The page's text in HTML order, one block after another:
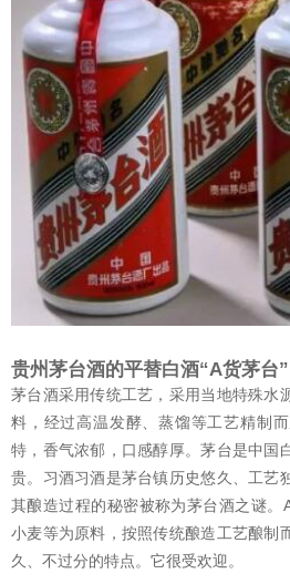
贵州茅台酒的平替白酒“A货茅台”
茅台酒采用传统工艺，采用当地特殊水
料，经过高温发酵、蒸馏等工艺精制
特，香气浓郁，口感醇厚。茅台是中国
贵。习酒习酒是茅台镇历史悠久、工艺
其酿造过程的秘密被称为茅台酒之谜。
小麦等为原料，按照传统酿造工艺酿制
久、不过分的特点。它很受欢迎。